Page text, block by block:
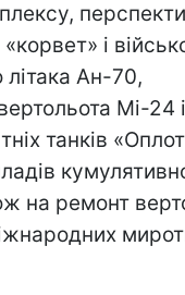
і
літака Ан-70,
Мі-24 і
танків
на ремонт